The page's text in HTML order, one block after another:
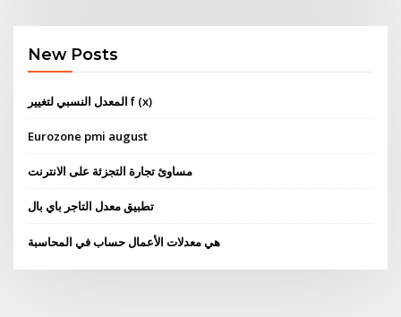
New Posts
المعدل النسبي لتغيير f (x)
Eurozone pmi august
مساوئ تجارة التجزئة على الانترنت
تطبيق معدل التاجر باي بال
هي معدلات الأعمال حساب في المحاسبة